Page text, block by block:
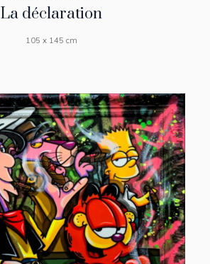
La déclaration
105 x 145 cm